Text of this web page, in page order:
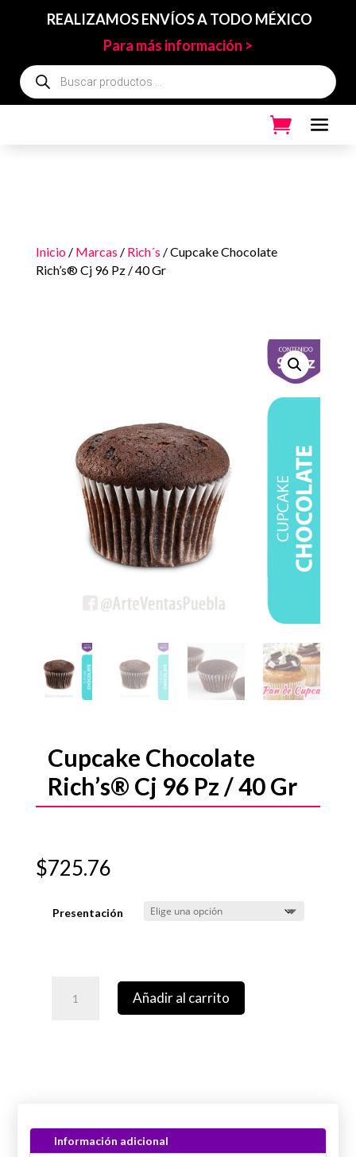
REALIZAMOS ENVÍOS A TODO MÉXICO
Para más información >
Búsqueda
de
productos
Inicio/ Marcas / Rich´s / Cupcake Chocolate
Rich’s® Cj 96 Pz / 40 Gr
Cupcake Chocolate
Rich’s® Cj 96 Pz / 40 Gr
$725.76
Presentación
Añadir al carrito
Información adicional